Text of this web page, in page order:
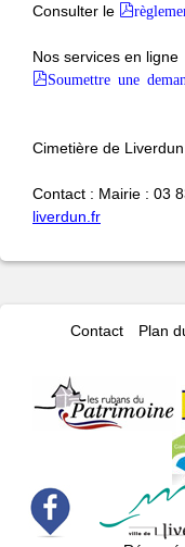
Consulter le
Nos services en ligne
Soumettre une
Cimetière de
Contact : Mairie : 03
liverdun.fr
Contact Plan